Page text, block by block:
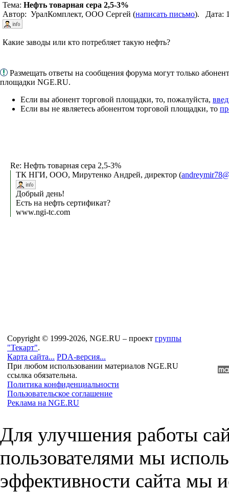
Тема: Нефть товарная сера 2,5-3%
Автор: УралКомплект, ООО Сергей (написать письмо). Дата:
Какие заводы или кто потребляет такую нефть?
Размещать ответы на сообщения форума могут только
площадки NGE.RU.
Если вы абонент торговой площадки, то, пожалуйста,
Если вы не являетесь абонентом торговой площадки, то
Re: Нефть товарная сера 2,5-3%
ТК НГИ, ООО, Мирутенко Андрей, директор (
Добрый день!
Есть на нефть сертификат?
www.ngi-tc.com
Copyright © 1999-2026, NGE.RU – проект группы
"Текарт".
Карта сайта... PDA-версия...
При любом использовании материалов NGE.RU
ссылка обязательна.
Политика конфиденциальности
Пользовательское соглашение
Реклама на NGE.RU
Для улучшения работы
пользователями мы
эффективности сайта мы